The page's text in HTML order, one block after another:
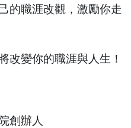
的職涯改觀， 激勵你走
變你的職涯與人生！
創辦人